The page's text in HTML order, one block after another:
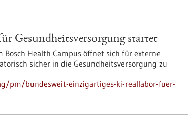
Gesundheits­versorgung startet
Bosch Health Campus öffnet sich für externe
sicher in die Gesundheitsversorgung zu
pm/bundesweit-einzigartiges-ki-reallabor-fuer-